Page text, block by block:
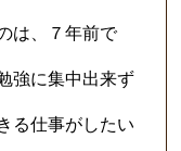
は、７年前で
強に集中出来ず
る仕事がしたい